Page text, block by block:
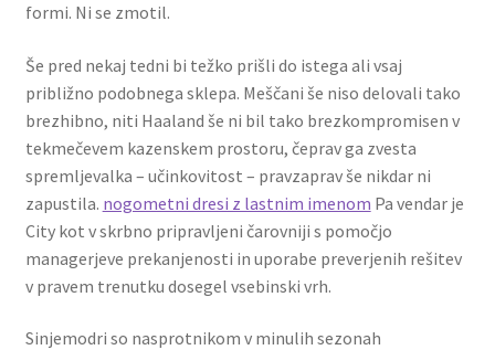
formi. Ni se zmotil.
Še pred nekaj tedni bi težko prišli do istega ali vsaj
približno podobnega sklepa. Meščani še niso delovali tako
brezhibno, niti Haaland še ni bil tako brezkompromisen v
tekmečevem kazenskem prostoru, čeprav ga zvesta
spremljevalka – učinkovitost – pravzaprav še nikdar ni
zapustila. nogometni dresi z lastnim imenom Pa vendar je
City kot v skrbno pripravljeni čarovniji s pomočjo
managerjeve prekanjenosti in uporabe preverjenih rešitev
v pravem trenutku dosegel vsebinski vrh.
Sinjemodri so nasprotnikom v minulih sezonah